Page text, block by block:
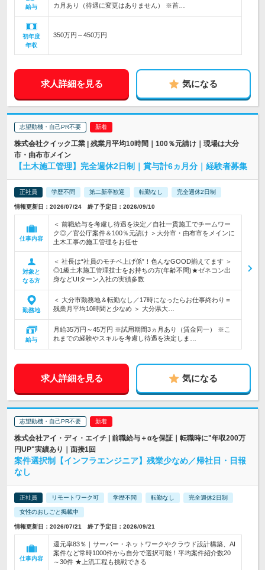
給与
カ月あり（待遇に変更はありません） ※首…
初年度
年収
350万円～450万円
求人詳細を見る 気になる
志望動機・自己PR不要
株式会社クイック工業 | 残業月平均10時間｜100％元請け｜現場は大分
市・由布市メイン
【土木施工管理】完全週休2日制｜賞与計6ヵ月分｜経験者募集
正社員 学歴不問 第二新卒歓迎 転勤なし 完全週休2日制
情報更新日：2026/07/24 終了予定日：2026/09/10
仕事内容
＜ 前職給与を考慮し待遇を決定／自社一貫施工でチームワー
ク◎／官公庁案件＆100％元請け ＞大分市・由布市をメインに
土木工事の施工管理をお任せ
対象と
なる方
＜ 社長は“社員のモチベ上げ係”！色んなGOOD揃えてます ＞
◎1級土木施工管理技士をお持ちの方(年齢不問)★ゼネコン出
身などUIターン入社の実績多数
勤務地
＜ 大分市勤務地＆転勤なし／17時になったらお仕事終わり＝
残業月平均10時間と少なめ ＞ 大分県大…
給与
月給35万円～45万円 ※試用期間3ヵ月あり（賃金同一） ※こ
れまでの経験やスキルを考慮し待遇を決定しま…
求人詳細を見る 気になる
志望動機・自己PR不要
株式会社アイ・ディ・エイチ | 前職給与＋αを保証｜転職時に"年収200万
円UP"実績あり｜面接1回
案件選択制【インフラエンジニア】残業少なめ／帰社日・日報
なし
正社員 リモートワーク可 学歴不問 転勤なし 完全週休2日制
女性のおしごと掲載中
情報更新日：2026/07/21 終了予定日：2026/09/21
仕事内容
還元率83％｜サーバー・ネットワークやクラウド設計構築、AI
案件など常時1000件から自分で選択可能！平均案件紹介数20
～30件 ★上流工程も挑戦できる